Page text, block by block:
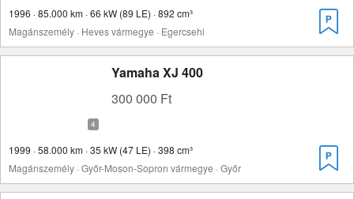
1996 · 85.000 km · 66 kW (89 LE) · 892 cm³
Magánszemély · Heves vármegye · Egercsehi
Yamaha XJ 400
300 000 Ft
1999 · 58.000 km · 35 kW (47 LE) · 398 cm³
Magánszemély · Győr-Moson-Sopron vármegye · Győr